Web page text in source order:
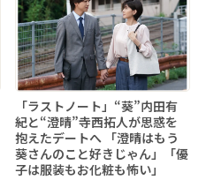
「ラストノート」“葵”内田有
紀と“澄晴”寺西拓人が思惑を
抱えたデートへ 「澄晴はもう
葵さんのこと好きじゃん」「優
子は服装もお化粧も怖い」